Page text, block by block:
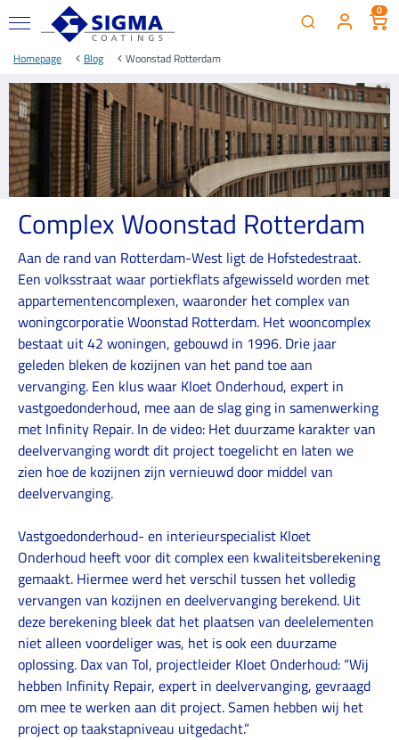
0
Homepage Blog Woonstad Rotterdam
Complex Woonstad Rotterdam
Aan de rand van Rotterdam-West ligt de Hofstedestraat.
Een volksstraat waar portiekflats afgewisseld worden met
appartementencomplexen, waaronder het complex van
woningcorporatie Woonstad Rotterdam. Het wooncomplex
bestaat uit 42 woningen, gebouwd in 1996. Drie jaar
geleden bleken de kozijnen van het pand toe aan
vervanging. Een klus waar Kloet Onderhoud, expert in
vastgoedonderhoud, mee aan de slag ging in samenwerking
met Infinity Repair. In de video: Het duurzame karakter van
deelvervanging wordt dit project toegelicht en laten we
zien hoe de kozijnen zijn vernieuwd door middel van
deelvervanging.
Vastgoedonderhoud- en interieurspecialist Kloet
Onderhoud heeft voor dit complex een kwaliteitsberekening
gemaakt. Hiermee werd het verschil tussen het volledig
vervangen van kozijnen en deelvervanging berekend. Uit
deze berekening bleek dat het plaatsen van deelelementen
niet alleen voordeliger was, het is ook een duurzame
oplossing. Dax van Tol, projectleider Kloet Onderhoud: “Wij
hebben Infinity Repair, expert in deelvervanging, gevraagd
om mee te werken aan dit project. Samen hebben wij het
project op taakstapniveau uitgedacht.”